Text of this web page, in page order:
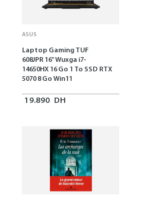
ASUS
Laptop Gaming TUF
608JPR 16'' Wuxga i7-
14650HX 16 Go 1 To SSD RTX
5070 8 Go Win11
19.890 DH